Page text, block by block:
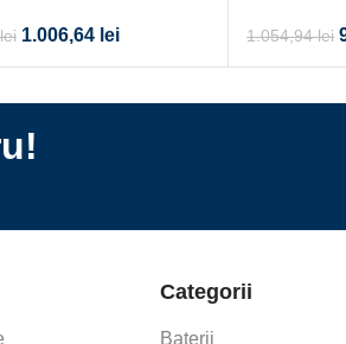
lei 1.006,64 lei 1.054,94lei
Categorii
Baterii